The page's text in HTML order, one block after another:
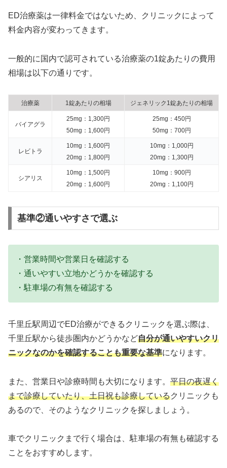
ED治療薬は一律料金ではないため、クリニックによって
料金内容が変わってきます。
一般的に国内で認可されている治療薬の1錠あたりの費用
相場は以下の通りです。
治療薬 1錠あたりの相場 ジェネリック1錠あたりの相場
バイアグラ
25mg：1,300円
50mg：1,600円
25mg：450円
50mg：700円
レビトラ
10mg：1,600円
20mg：1,800円
10mg：1,000円
20mg：1,300円
シアリス
10mg：1,500円
20mg：1,600円
10mg：900円
20mg：1,100円
基準②通いやすさで選ぶ
・営業時間や営業日を確認する
・通いやすい立地かどうかを確認する
・駐車場の有無を確認する
千里丘駅周辺でED治療ができるクリニックを選ぶ際は、
千里丘駅から徒歩圏内かどうかなど自分が通いやすいクリ
ニックなのかを確認することも重要な基準になります。
また、営業日や診療時間も大切になります。 平日の夜遅く
まで診療していたり、土日祝も診療しているクリニックも
あるので、そのようなクリニックを探しましょう。
車でクリニックまで行く場合は、駐車場の有無も確認する
ことをおすすめします。